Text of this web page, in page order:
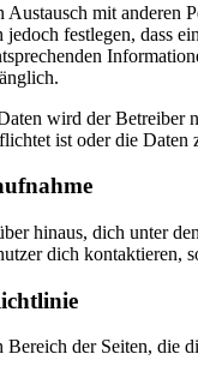
Austausch mit
festlegen, dass
wird der
ist oder die
hinaus, dich unter
dich kontaktieren,
der Seiten, die